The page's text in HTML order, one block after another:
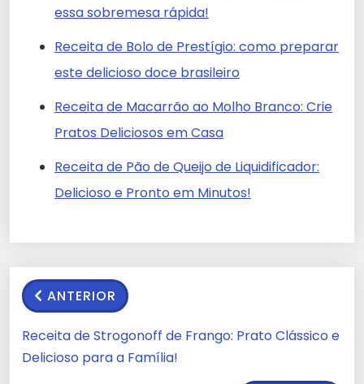
essa sobremesa rápida!
Receita de Bolo de Prestígio: como preparar
este delicioso doce brasileiro
Receita de Macarrão ao Molho Branco: Crie
Pratos Deliciosos em Casa
Receita de Pão de Queijo de Liquidificador:
Delicioso e Pronto em Minutos!
ANTERIOR
Receita de Strogonoff de Frango: Prato Clássico e
Delicioso para a Família!